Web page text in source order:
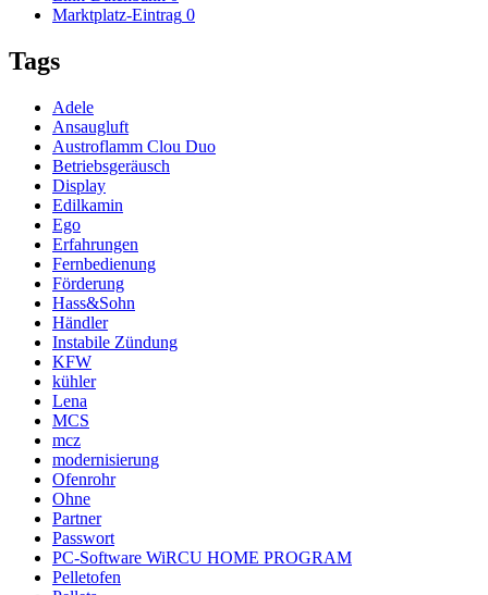
Marktplatz-Eintrag 0
Tags
Adele
Ansaugluft
Austroflamm Clou Duo
Betriebsgeräusch
Display
Edilkamin
Ego
Erfahrungen
Fernbedienung
Förderung
Hass&Sohn
Händler
Instabile Zündung
KFW
kühler
Lena
MCS
mcz
modernisierung
Ofenrohr
Ohne
Partner
Passwort
PC-Software WiRCU HOME PROGRAM
Pelletofen